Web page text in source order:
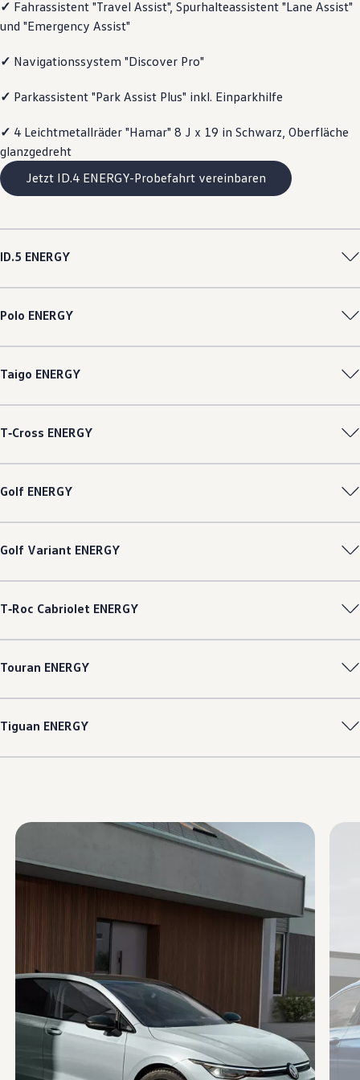
Magazin
Lifestyle
Familie
Pannen- und Unfallhilfe
✓ Fahrassistent "Travel Assist", Spurhalteassistent "Lane Assist"
und "Emergency Assist"
✓ Navigationssystem "Discover Pro"
✓ Parkassistent "Park Assist Plus" inkl. Einparkhilfe
✓ 4 Leichtmetallräder "Hamar" 8 J x 19 in Schwarz, Oberfläche
glanzgedreht
Jetzt ID.4 ENERGY-Probefahrt vereinbaren
ID.5 ENERGY
Polo ENERGY
Taigo ENERGY
T‑Cross ENERGY
Golf ENERGY
Golf Variant ENERGY
T‑Roc Cabriolet ENERGY
Touran ENERGY
Tiguan ENERGY